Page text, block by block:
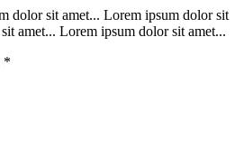
dolor sit amet... Lorem ipsum dolor sit
amet... Lorem ipsum dolor sit amet...
*